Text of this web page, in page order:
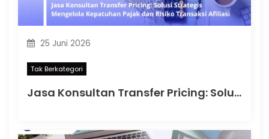
25 Juni 2026
Tak Berkategori
Jasa Konsultan Transfer Pricing: Solusi Strategis Mengelola Kepatuhan Pajak dan Risiko Transaksi Afiliasi